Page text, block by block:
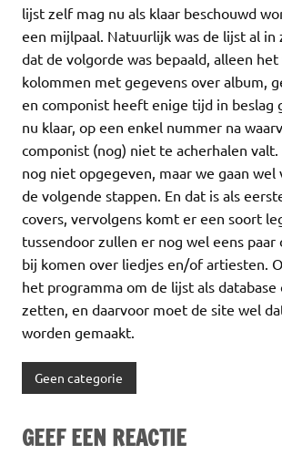
lijst zelf mag nu als klaar beschouwd
een mijlpaal. Natuurlijk was de lijst al in
dat de volgorde was bepaald, alleen
kolommen met gegevens over album,
en componist heeft enige tijd in beslag
nu klaar, op een enkel nummer na
componist (nog) niet te acherhalen
nog niet opgegeven, maar we gaan
de volgende stappen. En dat is als
covers, vervolgens komt er een soort
tussendoor zullen er nog wel eens paar
bij komen over liedjes en/of artiesten.
het programma om de lijst als database
zetten, en daarvoor moet de site wel
worden gemaakt.
Geen categorie
GEEF EEN REACTIE